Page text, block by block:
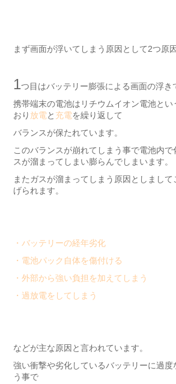
まず画面が浮いてしまう原因として2つ原
1つ目はバッテリー膨張による画面の浮き
携帯端末の電池はリチウムイオン電池とい
おり 放電と 充電を繰り返して
バランスが保たれています。
このバランスが崩れてしまう事で電池内
スが溜まってしまい膨らんでしまいます。
またガスが溜まってしまう原因としまし
げられます。
・バッテリーの経年劣化
・電池パック自体を傷付ける
・外部から強い負担を加えてしまう
・過放電をしてしまう
などが主な原因と言われています。
強い衝撃や劣化しているバッテリーに過度
う事で